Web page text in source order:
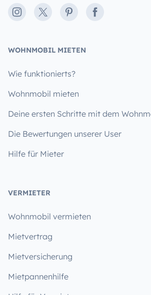
Instagram
X PinterestFacebook
WOHNMOBIL MIETEN
Wie funktionierts?
Wohnmobil mieten
Deine ersten Schritte mit dem
Die Bewertungen unserer User
Hilfe für Mieter
VERMIETER
Wohnmobil vermieten
Mietvertrag
Mietversicherung
Mietpannenhilfe